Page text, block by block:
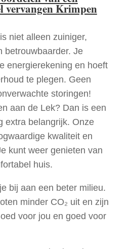
vervangen Krimpen
niet alleen zuiniger,
betrouwbaarder. Je
energierekening en hoeft
te plegen. Geen
storingen!
aan de Lek? Dan is een
extra belangrijk. Onze
kwaliteit en
kunt weer genieten van
huis.
bij aan een beter milieu.
minder CO₂ uit en zijn
voor jou en goed voor